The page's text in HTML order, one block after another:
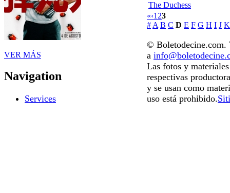
VER MÁS
Navigation
Services
The Duchess
«‹1 23
# A B C D E F G H I J K
© Boletodecine.com.
a
Las fotos y
respectivas
y se usan como
uso está prohibido.